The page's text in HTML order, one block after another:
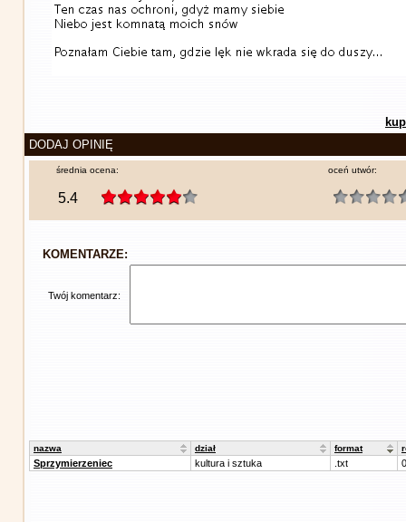
DODAJ OPINIĘ
średnia ocena:
5.4
oceń utwór:
KOMENTARZE:
Twój komentarz:
nazwa dział format
Sprzymierzeniec kultura i sztuka .txt 0